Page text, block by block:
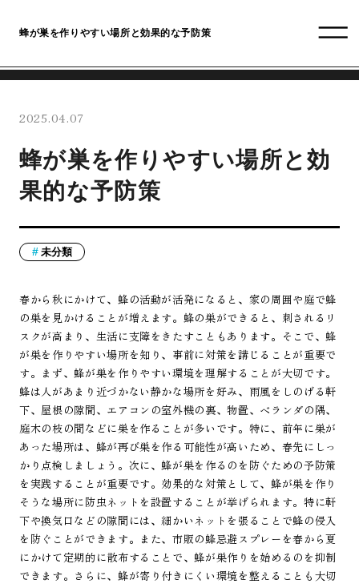
蜂が巣を作りやすい場所と効果的な予防策
2025.04.07
蜂が巣を作りやすい場所と効
果的な予防策
未分類
春から秋にかけて、蜂の活動が活発になると、家の周囲や庭で蜂
の巣を見かけることが増えます。蜂の巣ができると、刺されるリ
スクが高まり、生活に支障をきたすこともあります。そこで、蜂
が巣を作りやすい場所を知り、事前に対策を講じることが重要で
す。まず、蜂が巣を作りやすい環境を理解することが大切です。
蜂は人があまり近づかない静かな場所を好み、雨風をしのげる軒
下、屋根の隙間、エアコンの室外機の裏、物置、ベランダの隅、
庭木の枝の間などに巣を作ることが多いです。特に、前年に巣が
あった場所は、蜂が再び巣を作る可能性が高いため、春先にしっ
かり点検しましょう。次に、蜂が巣を作るのを防ぐための予防策
を実践することが重要です。効果的な対策として、蜂が巣を作り
そうな場所に防虫ネットを設置することが挙げられます。特に軒
下や換気口などの隙間には、細かいネットを張ることで蜂の侵入
を防ぐことができます。また、市販の蜂忌避スプレーを春から夏
にかけて定期的に散布することで、蜂が巣作りを始めるのを抑制
できます。さらに、蜂が寄り付きにくい環境を整えることも大切